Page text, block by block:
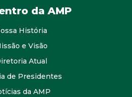
da AMP
História
e Visão
Atual
de Presidentes
da AMP